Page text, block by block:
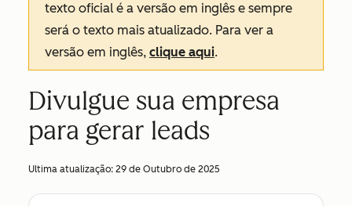
texto oficial é a versão em inglês e sempre
será o texto mais atualizado. Para ver a
versão em inglês, clique aqui.
Divulgue sua empresa
para gerar leads
Ultima atualização: 29 de Outubro de 2025